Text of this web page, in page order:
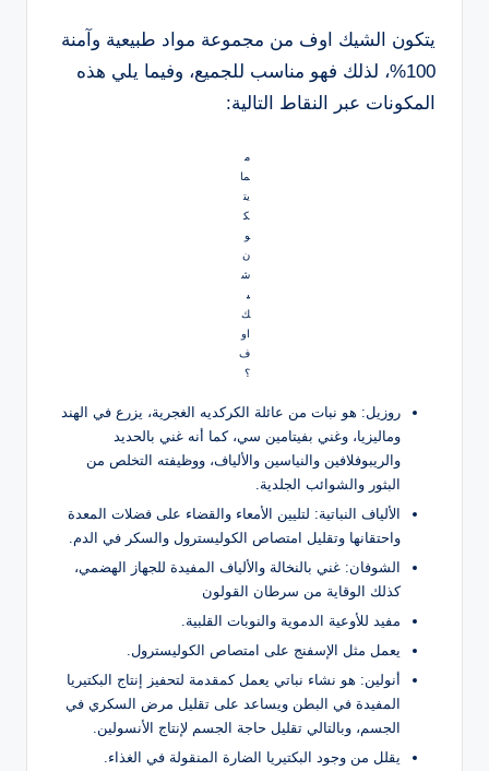
يتكون الشيك اوف من مجموعة مواد طبيعية وآمنة
100%، لذلك فهو مناسب للجميع، وفيما يلي هذه
المكونات عبر النقاط التالية:
م
ما
يت
ك
و
ن
ش
ي
ك
او
ف
؟
روزيل: هو نبات من عائلة الكركديه الغجرية، يزرع في الهند
وماليزيا، وغني بفيتامين سي، كما أنه غني بالحديد
والريبوفلافين والنياسين والألياف، ووظيفته التخلص من
البثور والشوائب الجلدية.
الألياف النباتية: لتليين الأمعاء والقضاء على فضلات المعدة
واحتقانها وتقليل امتصاص الكوليسترول والسكر في الدم.
الشوفان: غني بالنخالة والألياف المفيدة للجهاز الهضمي،
كذلك الوقاية من سرطان القولون
مفيد للأوعية الدموية والنوبات القلبية.
يعمل مثل الإسفنج على امتصاص الكوليسترول.
أنولين: هو نشاء نباتي يعمل كمقدمة لتحفيز إنتاج البكتيريا
المفيدة في البطن ويساعد على تقليل مرض السكري في
الجسم، وبالتالي تقليل حاجة الجسم لإنتاج الأنسولين.
يقلل من وجود البكتيريا الضارة المنقولة في الغذاء.